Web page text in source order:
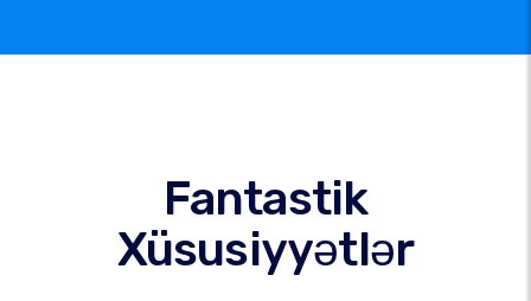
Fantastik
Xüsusiyyətlər